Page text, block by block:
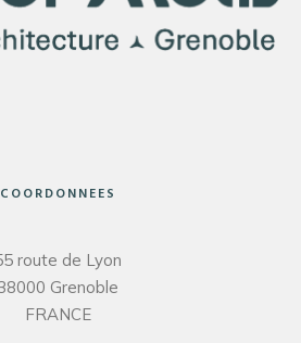
COORDONNEES
route de Lyon
Grenoble
FRANCE